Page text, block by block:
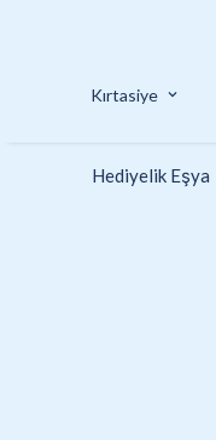
Kırtasiye
Hediyelik Eşya